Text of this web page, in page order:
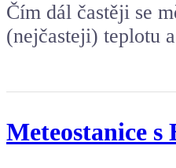
Čím dál častěji se
(nejčasteji) teplotu
Meteostanice